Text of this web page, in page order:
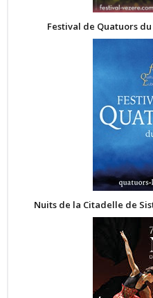
Festival de Quatuors
Nuits de la Citadelle de